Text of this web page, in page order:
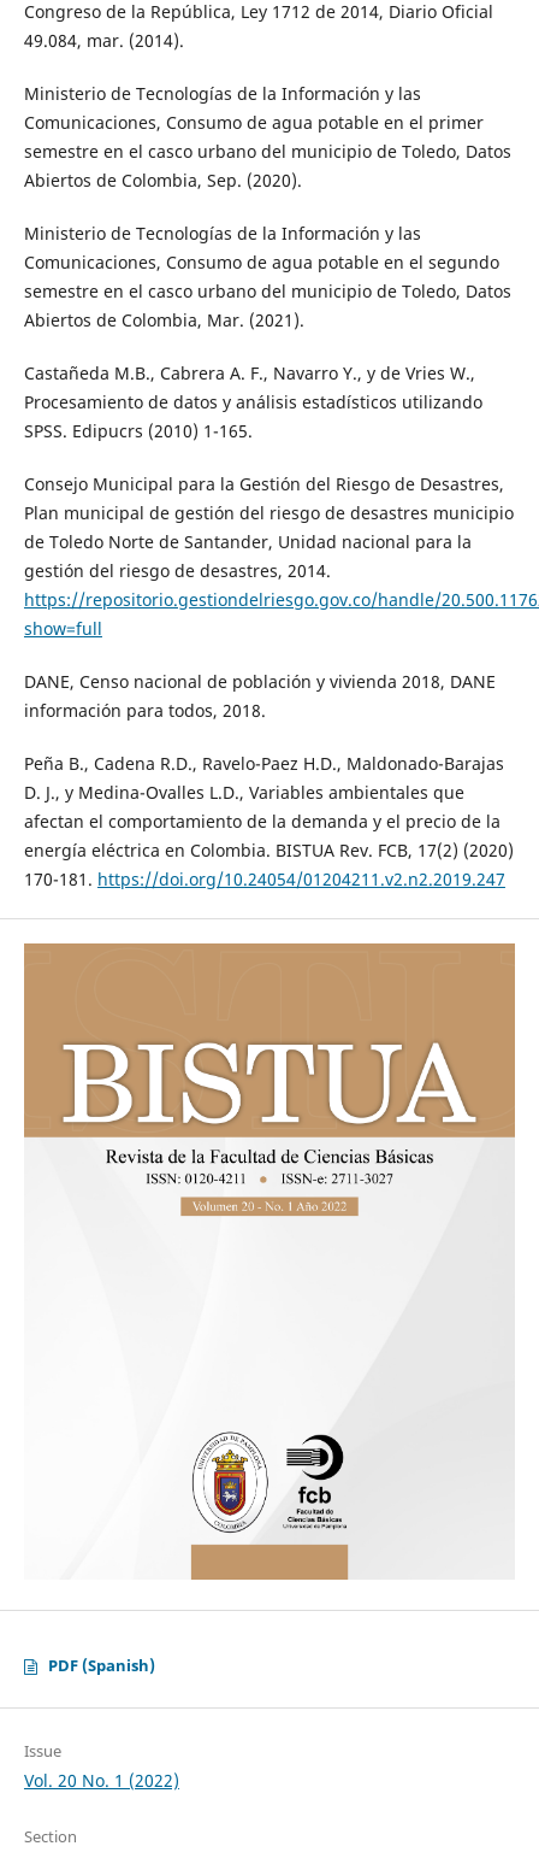
Congreso de la República, Ley 1712 de 2014, Diario Oficial
49.084, mar. (2014).
Ministerio de Tecnologías de la Información y las
Comunicaciones, Consumo de agua potable en el primer
semestre en el casco urbano del municipio de Toledo, Datos
Abiertos de Colombia, Sep. (2020).
Ministerio de Tecnologías de la Información y las
Comunicaciones, Consumo de agua potable en el segundo
semestre en el casco urbano del municipio de Toledo, Datos
Abiertos de Colombia, Mar. (2021).
Castañeda M.B., Cabrera A. F., Navarro Y., y de Vries W.,
Procesamiento de datos y análisis estadísticos utilizando
SPSS. Edipucrs (2010) 1-165.
Consejo Municipal para la Gestión del Riesgo de Desastres,
Plan municipal de gestión del riesgo de desastres municipio
de Toledo Norte de Santander, Unidad nacional para la
gestión del riesgo de desastres, 2014.
https://repositorio.gestiondelriesgo.gov.co/handle/
show=full
DANE, Censo nacional de población y vivienda 2018, DANE
información para todos, 2018.
Peña B., Cadena R.D., Ravelo-Paez H.D., Maldonado-Barajas
D. J., y Medina-Ovalles L.D., Variables ambientales que
afectan el comportamiento de la demanda y el precio de la
energía eléctrica en Colombia. BISTUA Rev. FCB, 17(2) (2020)
170-181. https://doi.org/10.24054/01204211.v2.n2.2019.247
PDF (Spanish)
Issue
Vol. 20 No. 1 (2022)
Section